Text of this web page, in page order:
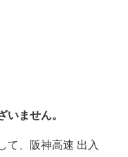
いません。
て、阪神高速 出入